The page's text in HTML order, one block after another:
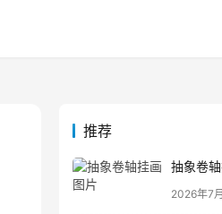
推荐
抽象卷
2026年7